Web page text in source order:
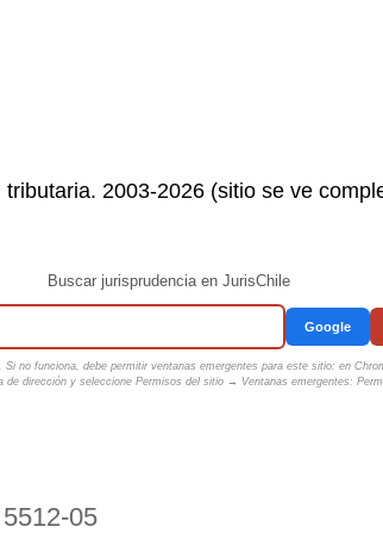
2003-2026 (sitio se ve
Buscar jurisprudencia en JurisChile
Google
no funciona, debe permitir ventanas emergentes para este sitio: en
de dirección y seleccione Permisos del sitio → Ventanas emergentes:
05